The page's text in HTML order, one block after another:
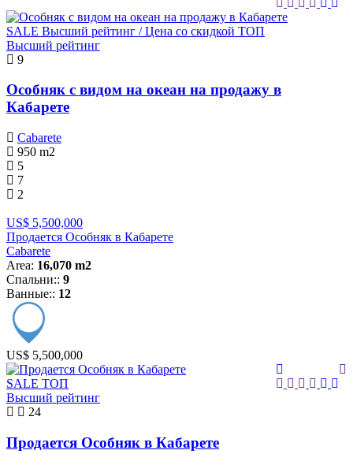
SALE Высший рейтинг / Цена со скидкой ТОП
Высший рейтинг
9
Особняк с видом на океан на продажу в
Кабарете
Cabarete
950 m2
5
7
2
US$ 5,500,000
Продается Особняк в Кабарете
Cabarete
Area: 16,070 m2
Спальни:: 9
Ванные:: 12
US$ 5,500,000
SALE ТОП
Высший рейтинг
24
Продается Особняк в Кабарете